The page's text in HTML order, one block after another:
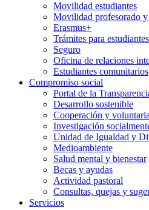
Movilidad estudiantes
Movilidad profesorado
Erasmus+
Trámites para
Seguro
Oficina de relaciones
Estudiantes comunitarios
Compromiso social
Portal de la
Desarrollo sostenible
Cooperación y
Investigación
Unidad de Igualdad y
Medioambiente
Salud mental y bienestar
Becas y ayudas
Actividad pastoral
Consultas, quejas y
Servicios